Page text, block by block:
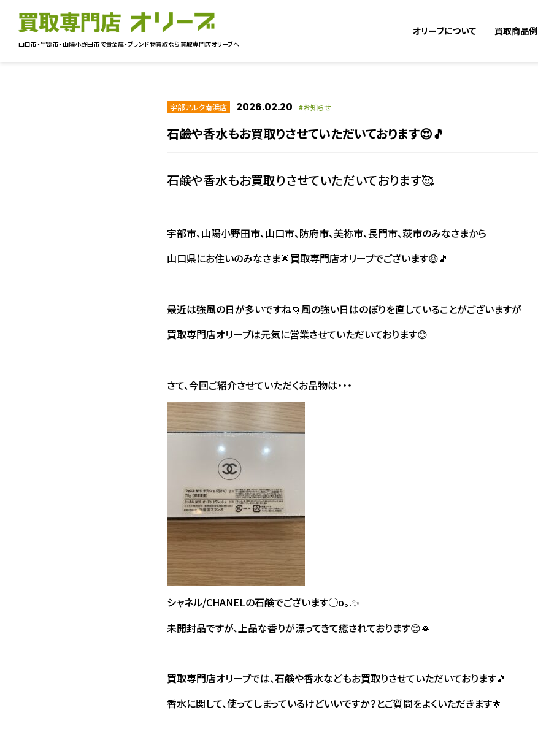
山口市・宇部市・山陽小野田市で貴金属・ブランド物買取なら 買取専門店オリーブへ
オリーブについて 買取商品例
宇部アルク南浜店 2026.02.20 お知らせ
石鹼や香水もお買取りさせていただいております😍🎵
石鹸や香水もお買取りさせていただいております🥰
宇部市、山陽小野田市、山口市、防府市、美祢市、長門市、萩市のみなさまから
山口県にお住いのみなさま🌟買取専門店オリーブでございます😆🎵
最近は強風の日が多いですね🌀風の強い日はのぼりを直していることがございますが
買取専門店オリーブは元気に営業させていただいております😊
さて、今回ご紹介させていただくお品物は・・・
シャネル/CHANELの石鹸でございます○o。.✨
未開封品ですが、上品な香りが漂ってきて癒されております😊🍀
買取専門店オリーブでは、石鹸や香水などもお買取りさせていただいております🎵
香水に関して、使ってしまっているけどいいですか？とご質問をよくいただきます🌟